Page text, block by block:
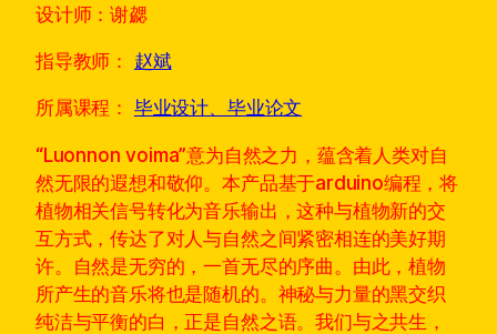
设计师：谢勰
指导教师： 赵斌
所属课程： 毕业设计、毕业论文
“Luonnon voima”意为自然之力，蕴含着人类对自
然无限的遐想和敬仰。本产品基于arduino编程，将
植物相关信号转化为音乐输出，这种与植物新的交
互方式，传达了对人与自然之间紧密相连的美好期
许。自然是无穷的，一首无尽的序曲。由此，植物
所产生的音乐将也是随机的。神秘与力量的黑交织
纯洁与平衡的白，正是自然之语。我们与之共生，